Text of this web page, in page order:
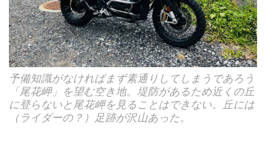
予備知識がなければまず素通りしてしまうであろう
「尾花岬」を望む空き地。堤防があるため近くの丘
に登らないと尾花岬を見ることはできない。丘には
（ライダーの？）足跡が沢山あった。